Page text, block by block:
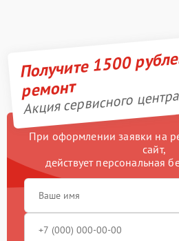
Получите 1500
ремонт
Акция сервисного
При оформлении заявки на
сайт,
действует персональная